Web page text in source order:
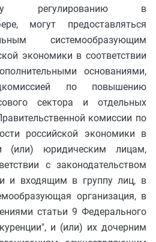
регулированию в
могут предоставляться
системообразующим
экономики в соответствии
основаниями,
по повышению
сектора и отдельных
комиссии по
российской экономики в
(или) юридическим лицам,
с законодательством
и входящим в группу лиц, в
организация, в
статьи 9 Федерального
и (или) их дочерним